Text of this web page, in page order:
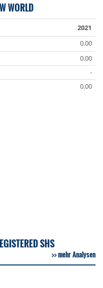
WORLD
2021
0.00
0.00
-
0.00
SHS
mehr Analysen